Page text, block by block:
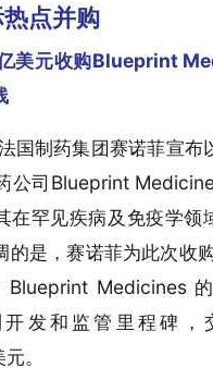
点并购
美元收购Blueprint
国制药集团赛诺菲宣布
公司Blueprint
在罕见疾病及免疫学领
的是，赛诺菲为此次收
Blueprint Medicines
发和监管里程碑，
。